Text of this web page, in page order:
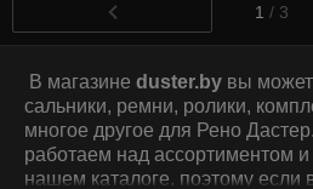
1 / 3
В магазине duster.by вы
сальники, ремни, ролики,
многое другое для Рено
работаем над ассортиментом
нашем каталоге, поэтому если